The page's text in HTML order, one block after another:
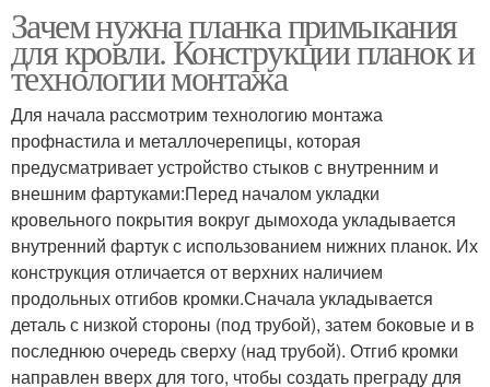
Зачем нужна планка примыкания
для кровли. Конструкции планок и
технологии монтажа
Для начала рассмотрим технологию монтажа
профнастила и металлочерепицы, которая
предусматривает устройство стыков с внутренним и
внешним фартуками:Перед началом укладки
кровельного покрытия вокруг дымохода укладывается
внутренний фартук с использованием нижних планок. Их
конструкция отличается от верхних наличием
продольных отгибов кромки.Сначала укладывается
деталь с низкой стороны (под трубой), затем боковые и в
последнюю очередь сверху (над трубой). Отгиб кромки
направлен вверх для того, чтобы создать преграду для